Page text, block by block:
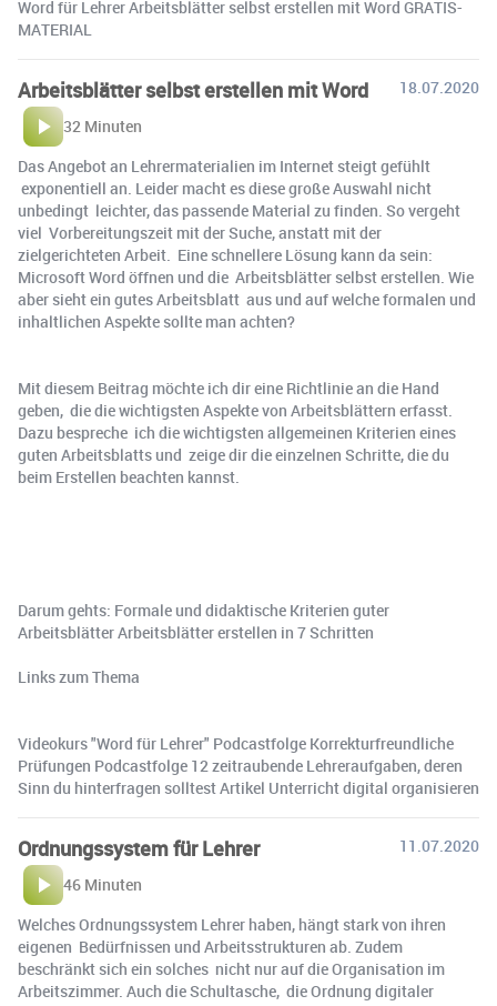
Word für Lehrer Arbeitsblätter selbst erstellen mit Word GRATIS-
MATERIAL
Arbeitsblätter selbst erstellen mit Word
18.07.2020
32 Minuten
Das Angebot an Lehrermaterialien im Internet steigt gefühlt
exponentiell an. Leider macht es diese große Auswahl nicht
unbedingt leichter, das passende Material zu finden. So vergeht
viel Vorbereitungszeit mit der Suche, anstatt mit der
zielgerichteten Arbeit. Eine schnellere Lösung kann da sein:
Microsoft Word öffnen und die Arbeitsblätter selbst erstellen. Wie
aber sieht ein gutes Arbeitsblatt aus und auf welche formalen und
inhaltlichen Aspekte sollte man achten?
Mit diesem Beitrag möchte ich dir eine Richtlinie an die Hand
geben, die die wichtigsten Aspekte von Arbeitsblättern erfasst.
Dazu bespreche ich die wichtigsten allgemeinen Kriterien eines
guten Arbeitsblatts und zeige dir die einzelnen Schritte, die du
beim Erstellen beachten kannst.
Darum gehts: Formale und didaktische Kriterien guter
Arbeitsblätter Arbeitsblätter erstellen in 7 Schritten
Links zum Thema
Videokurs "Word für Lehrer" Podcastfolge Korrekturfreundliche
Prüfungen Podcastfolge 12 zeitraubende Lehreraufgaben, deren
Sinn du hinterfragen solltest Artikel Unterricht digital organisieren
Ordnungssystem für Lehrer
11.07.2020
46 Minuten
Welches Ordnungssystem Lehrer haben, hängt stark von ihren
eigenen Bedürfnissen und Arbeitsstrukturen ab. Zudem
beschränkt sich ein solches nicht nur auf die Organisation im
Arbeitszimmer. Auch die Schultasche, die Ordnung digitaler